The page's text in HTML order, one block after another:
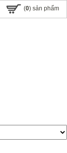
(0) sản phẩm